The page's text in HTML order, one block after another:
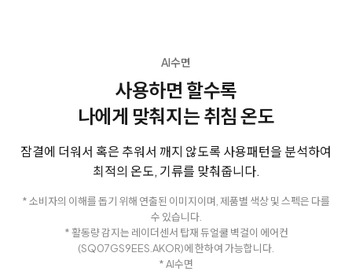
AI수면
사용하면 할수록
나에게 맞춰지는 취침 온도
잠결에 더워서 혹은 추워서 깨지 않도록 사용패턴을 분석하여
최적의 온도, 기류를 맞춰줍니다.
* 소비자의 이해를 돕기 위해 연출된 이미지이며, 제품별 색상 및 스펙은 다를
수 있습니다.
* 활동량 감지는 레이더센서 탑재 듀얼쿨 벽걸이 에어컨
(SQ07GS9EES.AKOR)에 한하여 가능합니다.
* AI수면